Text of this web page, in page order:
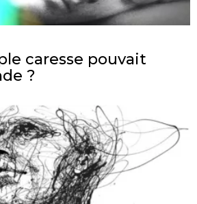
caresse pouvait
?